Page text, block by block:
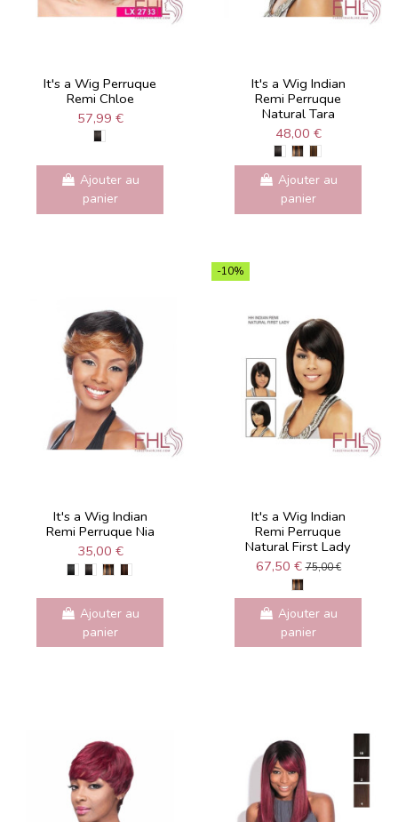
It's a Wig Perruque
Remi Chloe
57,99 €
Ajouter au
panier
It's a Wig Indian
Remi Perruque
Natural Tara
48,00 €
Ajouter au
panier
It's a Wig Indian
Remi Perruque Nia
35,00 €
Ajouter au
panier
-10%
It's a Wig Indian
Remi Perruque
Natural First Lady
67,50 €75,00 €
Ajouter au
panier